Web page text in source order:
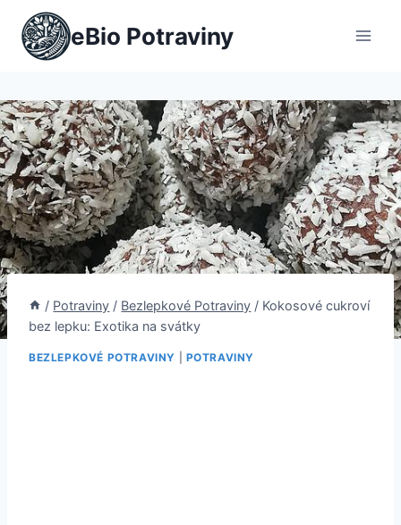
Přeskočit
obsah
eBio Potraviny
/ Potraviny / Bezlepkové Potraviny / Kokosové cukroví
bez lepku: Exotika na svátky
BEZLEPKOVÉ POTRAVINY POTRAVINY